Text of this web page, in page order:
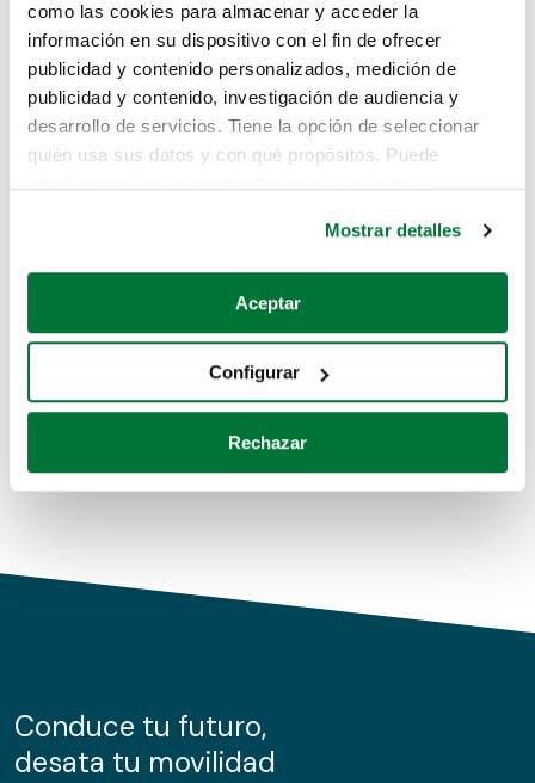
como las cookies para almacenar y acceder la
información en su dispositivo con el fin de ofrecer
publicidad y contenido personalizados, medición de
publicidad y contenido, investigación de audiencia y
desarrollo de servicios. Tiene la opción de seleccionar
quién usa sus datos y con qué propósitos. Puede
Si lo permite, también quisiéramos:
Recopilar información sobre su ubicación geográfica
Identificar su dispositivo analizándolo activamente
para buscar características específicas (huellas
Obtenga más información sobre cómo se procesan sus
de cookies.
información sobre el uso que haga del sitio web con
nuestros partners de redes sociales, publicidad y análisis
Mostrar detalles
Aceptar
Configurar
Rechazar
Lo sentimos, no sabemos como
te hemos traido hasta aquí.
Pero puedes encontrar el coche que estás
buscando en alguno de estos enlaces:
Coches de segunda mano
Coches de km0
Conduce tu futuro,
desata tu movilidad